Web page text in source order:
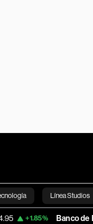
Línea Studios
English
+1.85% Banco de Bogota